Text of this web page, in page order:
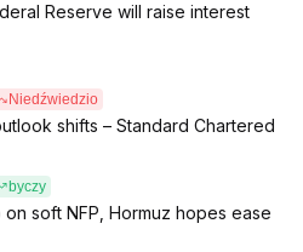
Reserve will raise interest
Niedźwiedzio
shifts – Standard Chartered
byczy
soft NFP, Hormuz hopes ease